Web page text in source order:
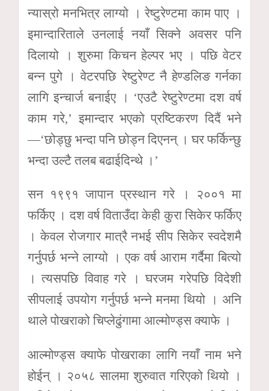
न्यास्रो मनभित्र लाग्यो । रेष्टुरेण्टमा काम पाए ।
इमान्दारिताले उनलाई नयाँ सिक्ने अवसर पनि
दिलायो । शुरुमा किचन हेल्पर भए । पछि वेटर
बन्न पुगे । वेटरपछि रेष्टुरेण्ट नै हेण्डलिङ गर्नका
लागि इन्चार्ज बनाईए । ‘एउटै रेष्टुरेण्टमा दश वर्ष
काम गरे,’ इमान्दार भएको प्रष्टिकरण दिदैं भने
—‘छोड्छु भन्दा पनि छोड्न दिएनन् । घर फर्किन्छु
भन्दा उल्टै तलब बढाईदिन्थे ।’
सन १९९१ जापान प्रस्थान गरे । २००१ मा
फर्किए । दश वर्ष विताउँदा केही कुरा सिकेर फर्किए
। केवल रोजगार मात्रै नभई सीप सिकेर स्वदेशमै
गर्नुपर्छ भन्ने लाग्यो । एक वर्ष आराम गर्दैमा बित्यो
। त्यसपछि विवाह गरे । घरजम गरेपछि विदेशी
सीपलाई उपयोग गर्नुपर्छ भन्ने मनमा थियो । अनि
थाले पोखराको चिप्लेढुंगामा आल्मोण्ड्स क्याफे ।
आल्मोण्ड्स क्याफे पोखराका लागि नयाँ नाम भने
होईन् । २०५८ सालमा शुरुवात गरिएको थियो ।